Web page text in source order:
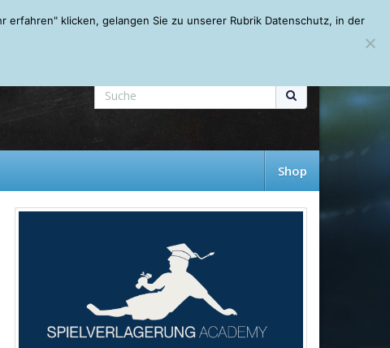
Mein Account About Autoren Leseempfehlungen FAQ
Shop
erfahren" klicken, gelangen Sie zu unserer Rubrik Datenschutz, in der